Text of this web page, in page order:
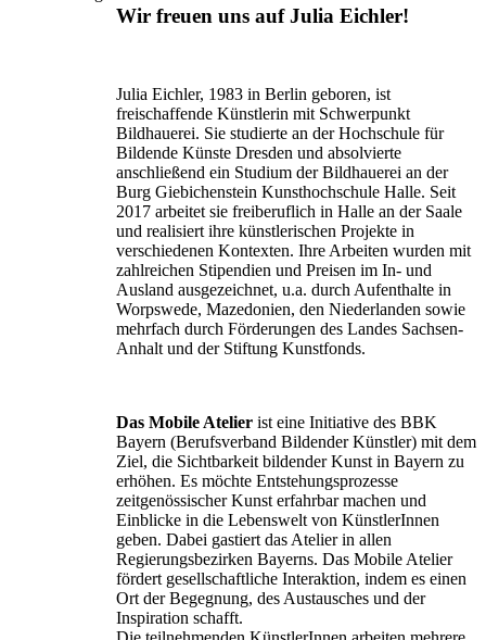
Wir freuen uns auf Julia Eichler!
Julia Eichler, 1983 in Berlin geboren, ist
freischaffende Künstlerin mit Schwerpunkt
Bildhauerei. Sie studierte an der Hochschule für
Bildende Künste Dresden und absolvierte
anschließend ein Studium der Bildhauerei an der
Burg Giebichenstein Kunsthochschule Halle. Seit
2017 arbeitet sie freiberuflich in Halle an der Saale
und realisiert ihre künstlerischen Projekte in
verschiedenen Kontexten. Ihre Arbeiten wurden mit
zahlreichen Stipendien und Preisen im In- und
Ausland ausgezeichnet, u.a. durch Aufenthalte in
Worpswede, Mazedonien, den Niederlanden sowie
mehrfach durch Förderungen des Landes Sachsen-
Anhalt und der Stiftung Kunstfonds.
Das Mobile Atelier ist eine Initiative des BBK
Bayern (Berufsverband Bildender Künstler) mit dem
Ziel, die Sichtbarkeit bildender Kunst in Bayern zu
erhöhen. Es möchte Entstehungsprozesse
zeitgenössischer Kunst erfahrbar machen und
Einblicke in die Lebenswelt von KünstlerInnen
geben. Dabei gastiert das Atelier in allen
Regierungsbezirken Bayerns. Das Mobile Atelier
fördert gesellschaftliche Interaktion, indem es einen
Ort der Begegnung, des Austausches und der
Inspiration schafft.